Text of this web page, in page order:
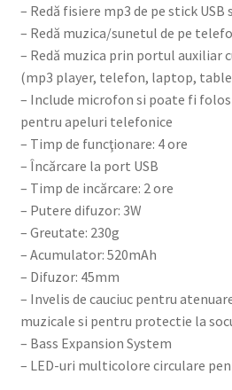
– Redă fisiere mp3 de pe stick USB
– Redă muzica/sunetul de pe
– Redă muzica prin portul auxiliar
(mp3 player, telefon, laptop,
– Include microfon si poate fi
pentru apeluri telefonice
– Timp de funcţionare: 4 ore
– Încărcare la port USB
– Timp de incărcare: 2 ore
– Putere difuzor: 3W
– Greutate: 230g
– Acumulator: 520mAh
– Difuzor: 45mm
– Invelis de cauciuc pentru
muzicale si pentru protectie la
– Bass Expansion System
– LED-uri multicolore circulare